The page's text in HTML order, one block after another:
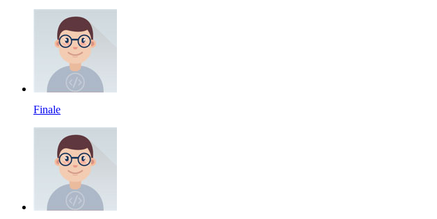
Finale